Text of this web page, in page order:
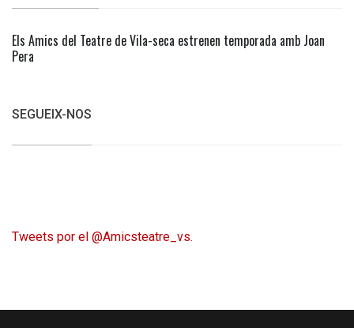
Els Amics del Teatre de Vila-seca estrenen temporada amb Joan
Pera
SEGUEIX-NOS
Tweets por el @Amicsteatre_vs.